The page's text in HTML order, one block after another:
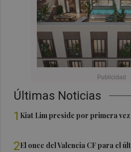
Últimas Noticias
1 Kiat Lim preside por primera
2El once del Valencia CF para el